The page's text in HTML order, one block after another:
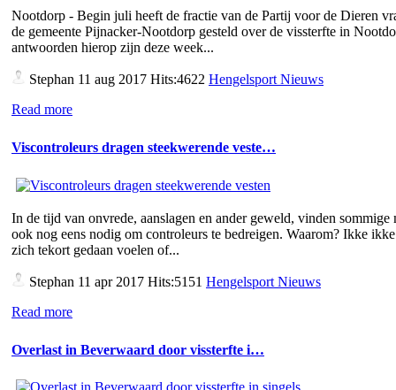
Nootdorp - Begin juli heeft de fractie van de Partij voor de Dieren
de gemeente Pijnacker-Nootdorp gesteld over de vissterfte in
antwoorden hierop zijn deze week...
Stephan 11 aug 2017 Hits:4622 Hengelsport Nieuws
Read more
Viscontroleurs dragen steekwerende veste…
In de tijd van onvrede, aanslagen en ander geweld, vinden sommige
ook nog eens nodig om controleurs te bedreigen. Waarom? Ikke
zich tekort gedaan voelen of...
Stephan 11 apr 2017 Hits:5151 Hengelsport Nieuws
Read more
Overlast in Beverwaard door vissterfte i…